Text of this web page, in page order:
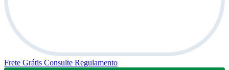
Frete Grátis Consulte Regulamento